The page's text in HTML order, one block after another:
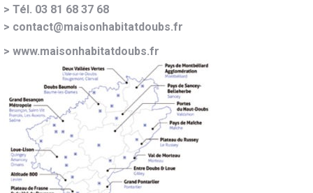
> Tél. 03 81 68 37 68
> contact@maisonhabitatdoubs.fr
> www.maisonhabitatdoubs.fr